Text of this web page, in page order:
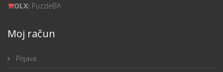
OLX: PuzzleBA
Moj račun
Prijava